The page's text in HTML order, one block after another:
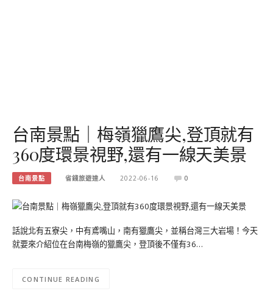
台南景點｜梅嶺獵鷹尖,登頂就有
360度環景視野,還有一線天美景
台南景點 省錢旅遊達人 2022-06-16 0
話說北有五寮尖，中有鳶嘴山，南有獵鷹尖，並稱台灣三大岩場！今天
就要來介紹位在台南梅嶺的獵鷹尖，登頂後不僅有36…
CONTINUE READING